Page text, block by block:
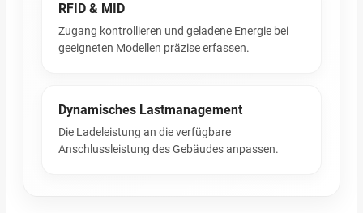
RFID & MID
Zugang kontrollieren und geladene Energie bei
geeigneten Modellen präzise erfassen.
Dynamisches Lastmanagement
Die Ladeleistung an die verfügbare
Anschlussleistung des Gebäudes anpassen.